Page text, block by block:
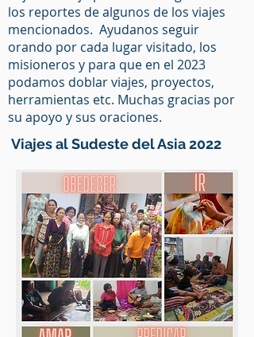
los reportes de algunos de los viajes
mencionados. Ayudanos seguir
orando por cada lugar visitado, los
misioneros y para que en el 2023
podamos doblar viajes, proyectos,
herramientas etc. Muchas gracias por
su apoyo y sus oraciones.
Viajes al Sudeste del Asia 2022